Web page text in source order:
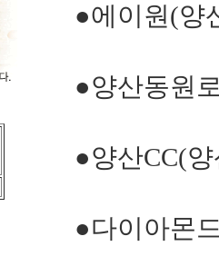
●에이원(양
●양산동원
●양산CC(
●다이아몬